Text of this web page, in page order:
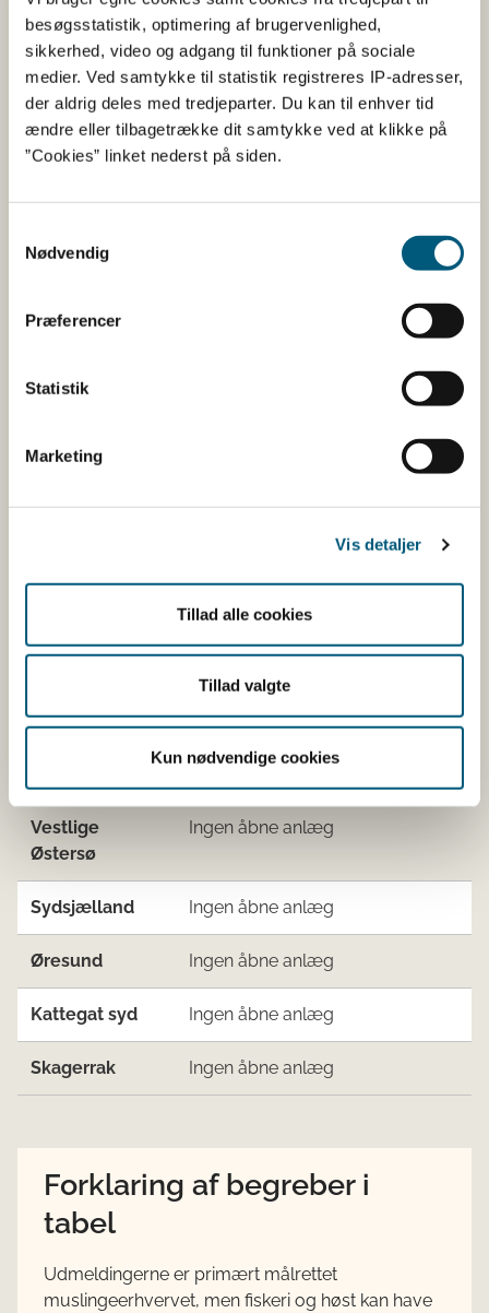
besøgsstatistik, optimering af brugervenlighed,
sikkerhed, video og adgang til funktioner på sociale
medier. Ved samtykke til statistik registreres IP-adresser,
der aldrig deles med tredjeparter. Du kan til enhver tid
ændre eller tilbagetrække dit samtykke ved at klikke på
”Cookies” linket nederst på siden.
Nødvendig
Præferencer
Statistik
Marketing
Vis detaljer
Tillad alle cookies
Tillad valgte
Kun nødvendige cookies
19
Blåmusling
(M. edulis
19
Limfjorden
for Djursland
Vestsjælland
Ingen åbne anlæg
Nordsøen og
Ingen åbne anlæg
Vestlige
Østersø
Ingen åbne anlæg
Sydsjælland Ingen åbne anlæg
Øresund Ingen åbne anlæg
Kattegat syd Ingen åbne anlæg
Skagerrak Ingen åbne anlæg
Forklaring af begreber i
tabel
Udmeldingerne er primært målrettet
muslingeerhvervet, men fiskeri og høst kan have